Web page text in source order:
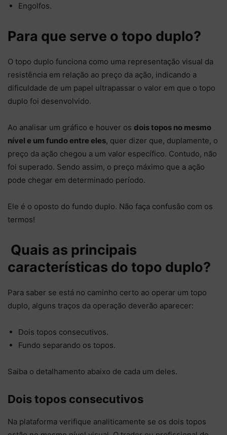
Engolfos.
Para que serve o topo duplo?
O topo duplo funciona como uma representação visual da
resistência em relação ao preço da ação, indicando a
dificuldade de um papel ultrapassar o valor em que o topo
duplo foi desenvolvido.
Ao analisar um gráfico e houver os dois topos no mesmo
nível e um fundo entre eles, quer dizer que, duplamente, o
preço da ação chegou a um valor específico. Contudo, não
foi superado. Sendo assim, o preço máximo que a ação
pode chegar em determinado período.
Ele é o oposto do fundo duplo. Não faça confusão com os
termos!
Quais as principais
características do topo duplo?
Para saber se está no caminho certo ao operar um topo
duplo, alguns traços da operação deverão aparecer:
Dois topos consecutivos.
Fundo separando os topos.
Saiba o detalhamento abaixo de cada um deles.
Dois topos consecutivos
Na plataforma verifique analiticamente se os dois topos